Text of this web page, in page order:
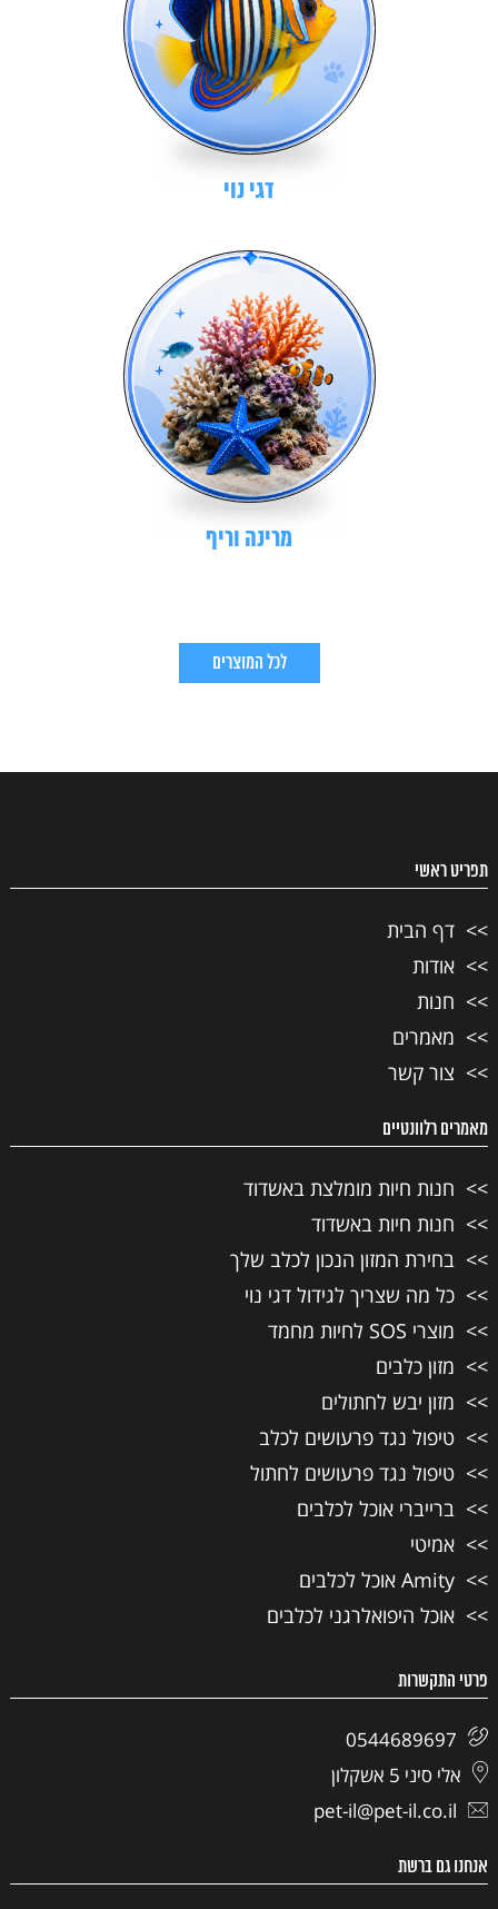
דגי נוי
מרינה וריף
לכל המוצרים
תפריט ראשי
דף הבית
אודות
חנות
מאמרים
צור קשר
מאמרים רלוונטיים
חנות חיות מומלצת באשדוד
חנות חיות באשדוד
בחירת המזון הנכון לכלב שלך
כל מה שצריך לגידול דגי נוי
מוצרי SOS לחיות מחמד
מזון כלבים
מזון יבש לחתולים
טיפול נגד פרעושים לכלב
טיפול נגד פרעושים לחתול
ברייברי אוכל לכלבים
אמיטי
Amity אוכל לכלבים
אוכל היפואלרגני לכלבים
פרטי התקשרות
0544689697
אלי סיני 5 אשקלון
pet-il@pet-il.co.il
אנחנו גם ברשת